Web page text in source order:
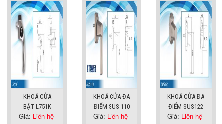
KHOÁ CỬA
BẬT L751K
Giá: Liên hệ
KHOÁ CỬA ĐA
ĐIỂM SUS 110
Giá: Liên hệ
KHOÁ CỬA ĐA
ĐIỂM SUS122
Giá: Liên hệ